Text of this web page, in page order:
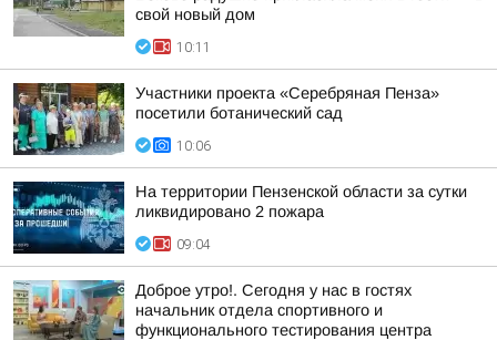
свой новый дом
10:11
Участники проекта «Серебряная Пенза»
посетили ботанический сад
10:06
На территории Пензенской области за сутки
ликвидировано 2 пожара
09:04
Доброе утро!. Сегодня у нас в гостях
начальник отдела спортивного и
функционального тестирования центра